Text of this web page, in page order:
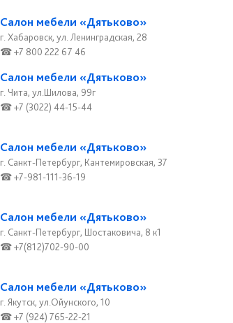
Салон мебели «Дятьково»
г. Хабаровск, ул. Ленинградская, 28
☎ +7 800 222 67 46
Салон мебели «Дятьково»
г. Чита, ул.Шилова, 99г
☎ +7 (3022) 44-15-44
Салон мебели «Дятьково»
г. Санкт-Петербург, Кантемировская, 37
☎ +7-981-111-36-19
Салон мебели «Дятьково»
г. Санкт-Петербург, Шостаковича, 8 к1
☎ +7(812)702-90-00
Салон мебели «Дятьково»
г. Якутск, ул.Ойунского, 10
☎ +7 (924) 765-22-21